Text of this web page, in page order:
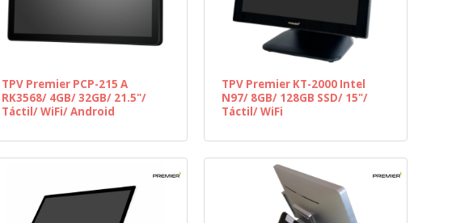
TPV Premier PCP-215 A
RK3568/ 4GB/ 32GB/ 21.5"/
Táctil/ WiFi/ Android
TPV Premier KT-2000 Intel
N97/ 8GB/ 128GB SSD/ 15"/
Táctil/ WiFi